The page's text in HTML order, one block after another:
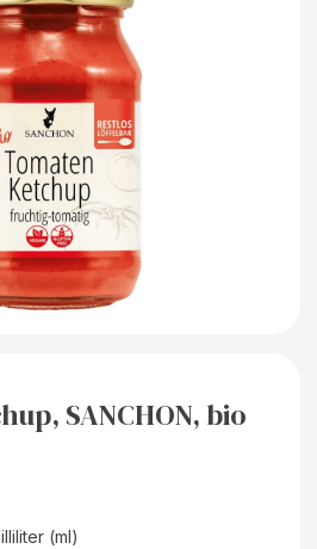
SANCHON, bio
(ml)